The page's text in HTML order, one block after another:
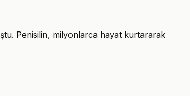
Penisilin, milyonlarca hayat kurtararak